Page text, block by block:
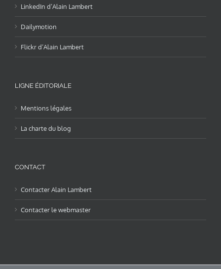
LinkedIn d’Alain Lambert
Dailymotion
Flickr d’Alain Lambert
LIGNE ÉDITORIALE
Mentions légales
La charte du blog
CONTACT
Contacter Alain Lambert
Contacter le webmaster